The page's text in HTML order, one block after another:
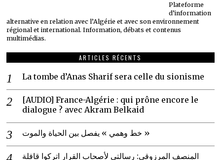
Plateforme
d’information
alternative en relation avec l’Algérie et avec son environnement
régional et international. Information, débats et contenus
multimédias.
ARTICLES RÉCENTS
La tombe d’Anas Sharif sera celle du sionisme
[AUDIO] France-Algérie : qui prône encore le
dialogue ? avec Akram Belkaid
خط وهمي » يفصل بين الحياة والموت »
المنصف المرزوقي: رسالتي لأصحاب القرار اتركوا قافلة